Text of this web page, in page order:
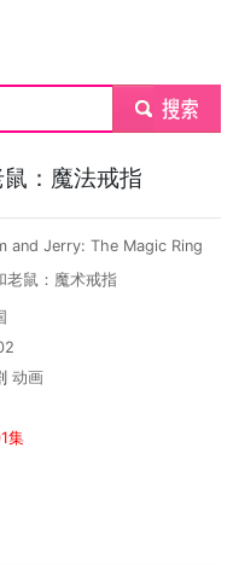
submit
：魔法戒指
and Jerry: The Magic Ring
老鼠：魔术戒指
动画
集